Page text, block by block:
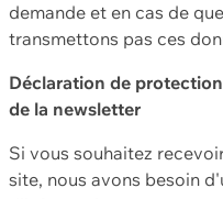
demande et en cas de
transmettons pas ces
Déclaration de
de la newsletter
Si vous souhaitez
site, nous avons besoin